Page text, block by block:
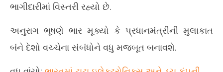
ભાગીદારીમાં વિસ્તરી રહ્યો છે.
અનુરાગ ભૂષણે ભાર મૂક્યો કે પ્રધાનમંત્રીની મુલાકાત
બંને દેશો વચ્ચેના સંબંધોને વધુ મજબૂત બનાવશે.